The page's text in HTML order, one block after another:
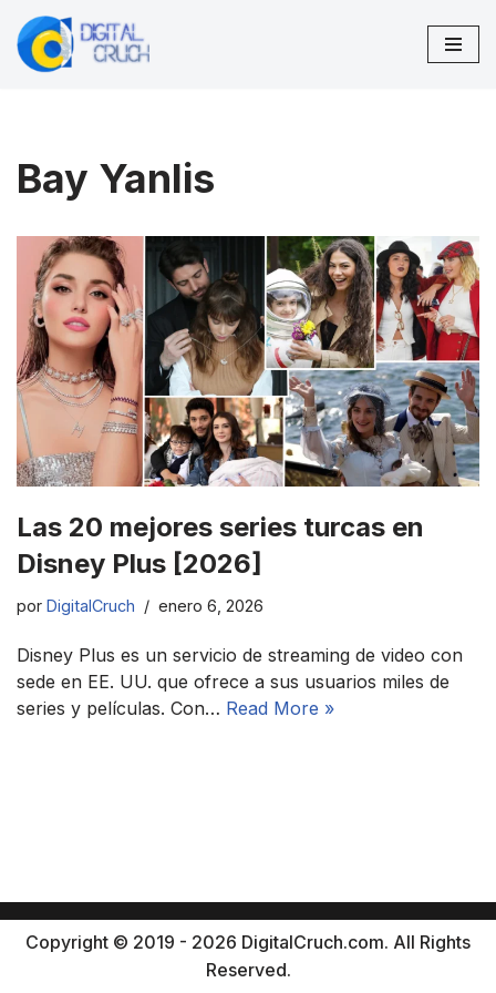
Saltar
Bay Yanlis
Las 20 mejores series turcas en
Disney Plus [2026]
por DigitalCruch enero 6, 2026
Disney Plus es un servicio de streaming de video con
sede en EE. UU. que ofrece a sus usuarios miles de
series y películas. Con… Read More »
Copyright © 2019 - 2026 DigitalCruch.com. All Rights
Reserved.